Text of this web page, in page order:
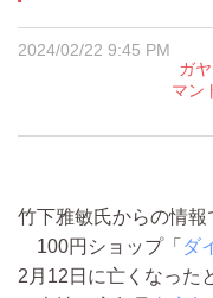
2024/02/22 9:45 PM
ガ
マン
竹下雅敏氏からの情報
100円ショップ「 ダ
2月12日に亡くなった